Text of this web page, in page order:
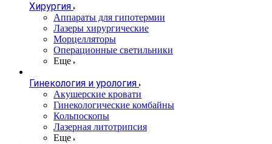
Хирургия
Аппараты для гипотермии
Лазеры хирургические
Морцелляторы
Операционные светильники
Еще
Гинекология и урология
Акушерские кровати
Гинекологические комбайны
Кольпоскопы
Лазерная литотрипсия
Еще